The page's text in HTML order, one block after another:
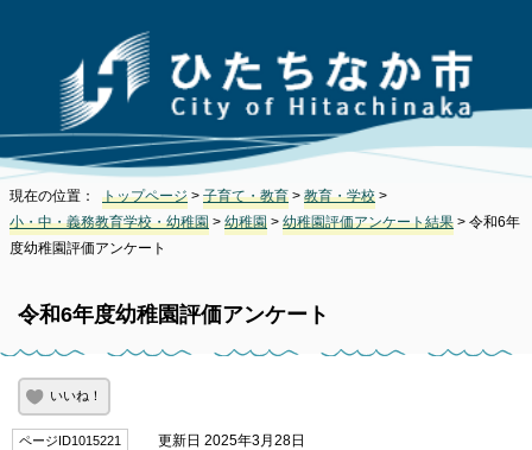
現在の位置： トップページ > 子育て・教育 > 教育・学校 >
小・中・義務教育学校・幼稚園 > 幼稚園 > 幼稚園評価アンケート結果 > 令和6年
度幼稚園評価アンケート
令和6年度幼稚園評価アンケート
いいね！
ページID1015221 更新日 2025年3月28日